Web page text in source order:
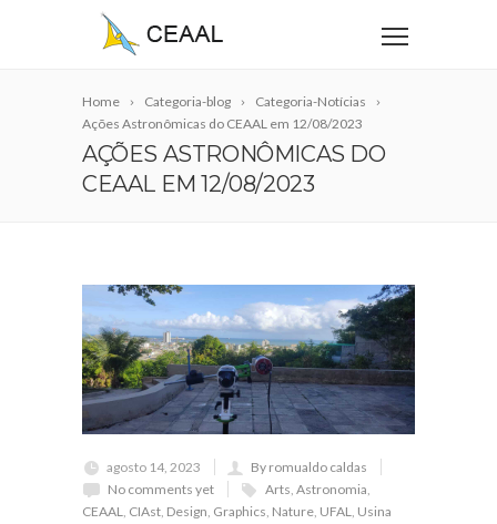
Home Categoria-blog
Categoria-Notícias
Ações Astronômicas do CEAAL em 12/08/2023
AÇÕES ASTRONÔMICAS DO
CEAAL EM 12/08/2023
agosto 14, 2023
By romualdo caldas
No comments yet
Arts, Astronomia,
CEAAL, CIAst, Design, Graphics, Nature, UFAL, Usina